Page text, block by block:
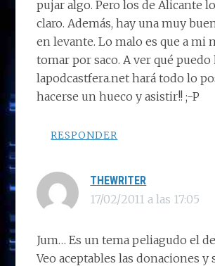
pujar algo. Pero los de Alicante
claro. Además, hay una muy
en levante. Lo malo es que a mi
tomar por saco. A ver qué puedo
lapodcastfera.net hará todo lo
hacerse un hueco y asistir!! ;-P
RESPONDER
THEWRITER
17/02/2011 a las 17:05
Jum… Es un tema peliagudo el
Veo aceptables las donaciones y